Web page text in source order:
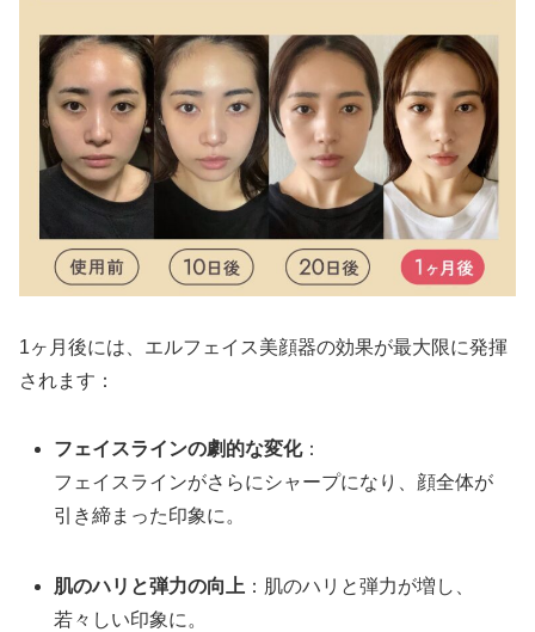
1ヶ月後には、エルフェイス美顔器の効果が最大限に発揮
されます：
フェイスラインの劇的な変化：
フェイスラインがさらにシャープになり、顔全体が
引き締まった印象に。
肌のハリと弾力の向上 ：肌のハリと弾力が増し、
若々しい印象に。